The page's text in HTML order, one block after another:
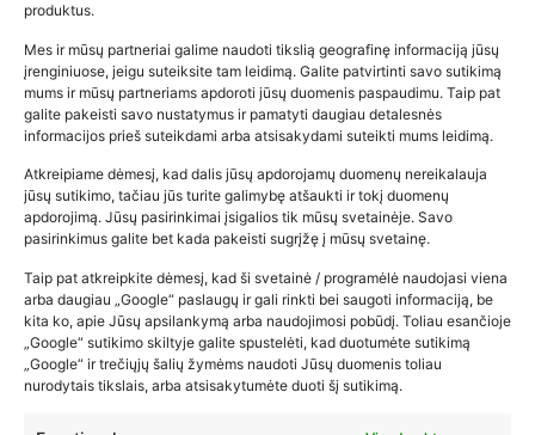
produktus.
Mes ir mūsų partneriai galime naudoti tikslią geografinę informaciją jūsų
įrenginiuose, jeigu suteiksite tam leidimą. Galite patvirtinti savo sutikimą
mums ir mūsų partneriams apdoroti jūsų duomenis paspaudimu. Taip pat
galite pakeisti savo nustatymus ir pamatyti daugiau detalesnės
informacijos prieš suteikdami arba atsisakydami suteikti mums leidimą.
Atkreipiame dėmesį, kad dalis jūsų apdorojamų duomenų nereikalauja
jūsų sutikimo, tačiau jūs turite galimybę atšaukti ir tokį duomenų
apdorojimą. Jūsų pasirinkimai įsigalios tik mūsų svetainėje. Savo
pasirinkimus galite bet kada pakeisti sugrįžę į mūsų svetainę.
Taip pat atkreipkite dėmesį, kad ši svetainė / programėlė naudojasi viena
arba daugiau „Google“ paslaugų ir gali rinkti bei saugoti informaciją, be
kita ko, apie Jūsų apsilankymą arba naudojimosi pobūdį. Toliau esančioje
„Google“ sutikimo skiltyje galite spustelėti, kad duotumėte sutikimą
„Google“ ir trečiųjų šalių žymėms naudoti Jūsų duomenis toliau
nurodytais tikslais, arba atsisakytumėte duoti šį sutikimą.
Populiariausios parduotuvės
kūdikių tyrelės –…
2026-02-22